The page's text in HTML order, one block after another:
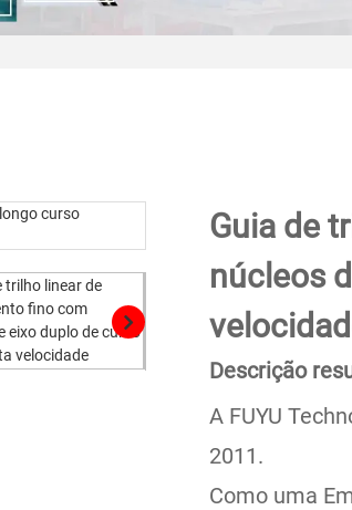
Guia de
núcleos
Descrição
A FUYU
2011.
Como uma